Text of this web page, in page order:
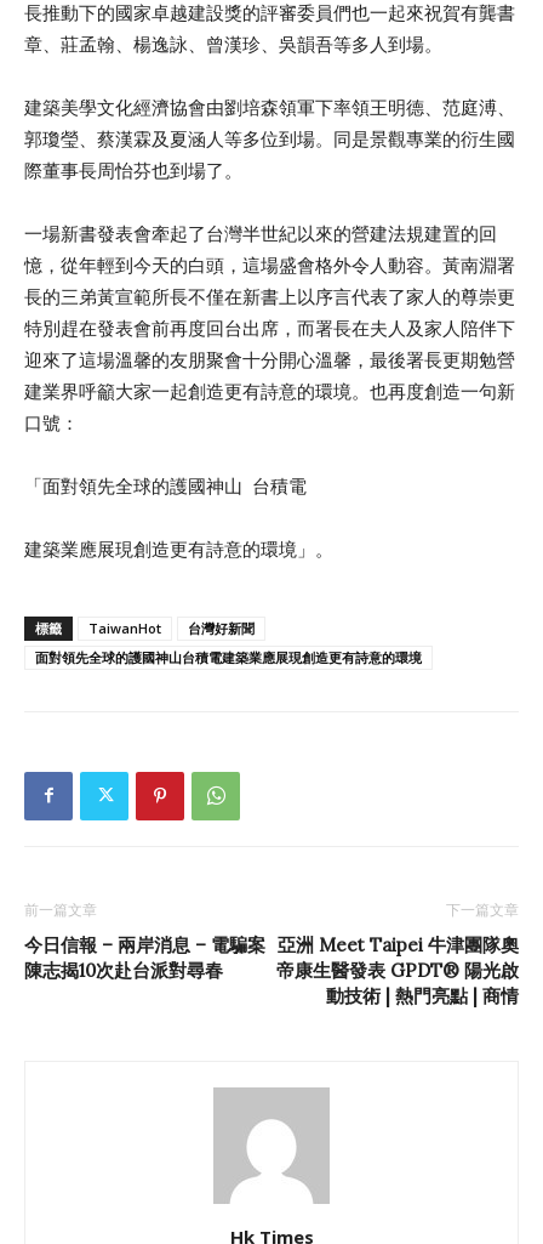
長推動下的國家卓越建設獎的評審委員們也一起來祝賀有龔書
章、莊孟翰、楊逸詠、曾漢珍、吳韻吾等多人到場。
建築美學文化經濟協會由劉培森領軍下率領王明德、范庭溥、
郭瓊瑩、蔡漢霖及夏涵人等多位到場。同是景觀專業的衍生國
際董事長周怡芬也到場了。
一場新書發表會牽起了台灣半世紀以來的營建法規建置的回
憶，從年輕到今天的白頭，這場盛會格外令人動容。黃南淵署
長的三弟黃宣範所長不僅在新書上以序言代表了家人的尊崇更
特別趕在發表會前再度回台出席，而署長在夫人及家人陪伴下
迎來了這場溫馨的友朋聚會十分開心溫馨，最後署長更期勉營
建業界呼籲大家一起創造更有詩意的環境。也再度創造一句新
口號：
「面對領先全球的護國神山 台積電
建築業應展現創造更有詩意的環境」。
標籤 TaiwanHot
台灣好新聞
面對領先全球的護國神山台積電建築業應展現創造更有詩意的環境
前一篇文章
今日信報 – 兩岸消息 – 電騙案
陳志揭10次赴台派對尋春
下一篇文章
亞洲 Meet Taipei 牛津團隊奧
帝康生醫發表 GPDT® 陽光啟
動技術 | 熱門亮點 | 商情
Hk Times